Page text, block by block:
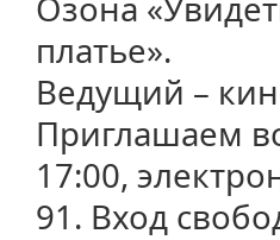
платье».
Ведущий –
Приглашаем
17:00,
91. Вход